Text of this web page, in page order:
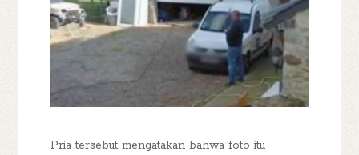
Pria tersebut mengatakan bahwa foto itu